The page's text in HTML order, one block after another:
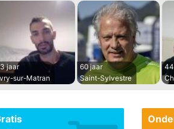
jaar
sur-Matran
60 jaar
Saint-Sylvestre